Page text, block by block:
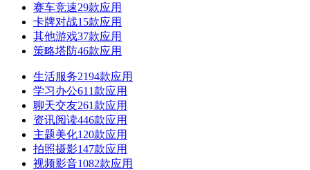
赛车竞速29款应用
卡牌对战15款应用
其他游戏37款应用
策略塔防46款应用
生活服务2194款应用
学习办公611款应用
聊天交友261款应用
资讯阅读446款应用
主题美化120款应用
拍照摄影147款应用
视频影音1082款应用